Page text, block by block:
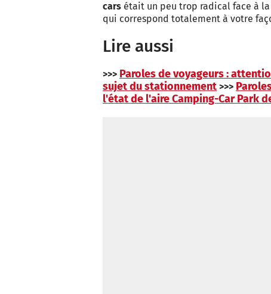
cars était un peu trop radical face à
qui correspond totalement à votre
Lire aussi
>>> Paroles de voyageurs :
sujet du stationnement >>>
l'état de l'aire Camping-Car Park